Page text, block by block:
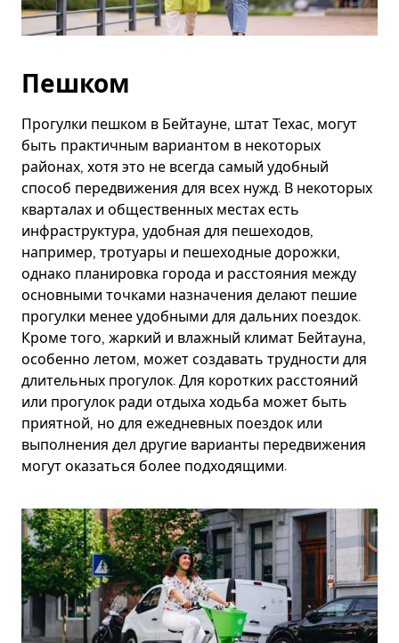
Пешком
Прогулки пешком в Бейтауне, штат Техас, могут
быть практичным вариантом в некоторых
районах, хотя это не всегда самый удобный
способ передвижения для всех нужд. В некоторых
кварталах и общественных местах есть
инфраструктура, удобная для пешеходов,
например, тротуары и пешеходные дорожки,
однако планировка города и расстояния между
основными точками назначения делают пешие
прогулки менее удобными для дальних поездок.
Кроме того, жаркий и влажный климат Бейтауна,
особенно летом, может создавать трудности для
длительных прогулок. Для коротких расстояний
или прогулок ради отдыха ходьба может быть
приятной, но для ежедневных поездок или
выполнения дел другие варианты передвижения
могут оказаться более подходящими.